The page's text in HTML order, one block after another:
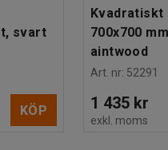
svart
KÖP
Kvadratiskt
700x700
aintwood
Art. nr: 52291
1 435 kr
exkl. moms